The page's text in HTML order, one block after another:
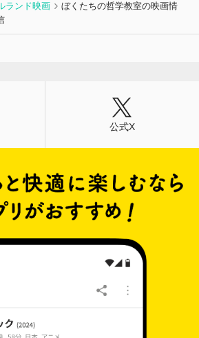
べてを絶妙な近さから、ありのままに映して
ます。そもそも学びとは何でしょう？ そし
ークの軽い映像から浮かび上がる／エルサレ
日常から見えてくる紛争の根源とかすかな希
年10月のハマス襲撃後の緊張感も見え隠
な探究心によって、エルサレムの重層的な複
と一方で若者たちが体現する微かな希望をそ
ま描き出すことに成功した野心的ドキュメン
ランド映画
ぼくたちの哲学教室の映画情
公式X